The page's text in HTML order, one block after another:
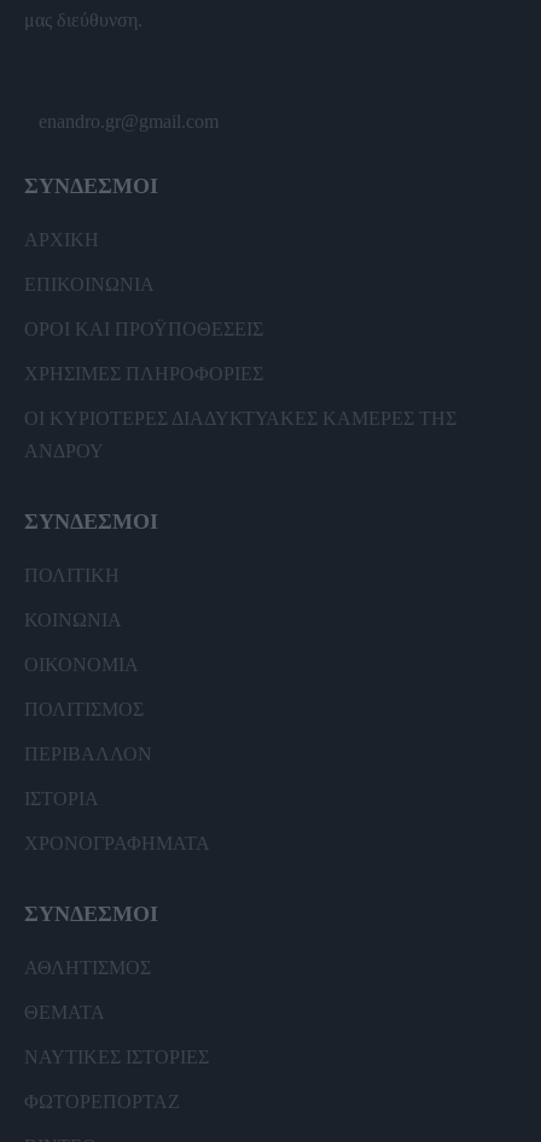
μας διεύθυνση.
enandro.gr@gmail.com
ΣΥΝΔΕΣΜΟΙ
ΑΡΧΙΚΗ
ΕΠΙΚΟΙΝΩΝΙΑ
ΟΡΟΙ ΚΑΙ ΠΡΟΫΠΟΘΕΣΕΙΣ
ΧΡΗΣΙΜΕΣ ΠΛΗΡΟΦΟΡΙΕΣ
ΟΙ ΚΥΡΙΟΤΕΡΕΣ ΔΙΑΔΥΚΤΥΑΚΕΣ ΚΑΜΕΡΕΣ ΤΗΣ
ΑΝΔΡΟΥ
ΣΥΝΔΕΣΜΟΙ
ΠΟΛΙΤΙΚΗ
ΚΟΙΝΩΝΙΑ
ΟΙΚΟΝΟΜΙΑ
ΠΟΛΙΤΙΣΜΟΣ
ΠΕΡΙΒΑΛΛΟΝ
ΙΣΤΟΡΙΑ
ΧΡΟΝΟΓΡΑΦΗΜΑΤΑ
ΣΥΝΔΕΣΜΟΙ
ΑΘΛΗΤΙΣΜΟΣ
ΘΕΜΑΤΑ
ΝΑΥΤΙΚΕΣ ΙΣΤΟΡΙΕΣ
ΦΩΤΟΡΕΠΟΡΤΑΖ